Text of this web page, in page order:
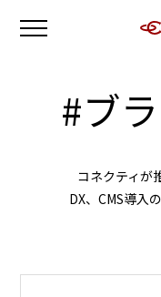
#ブ
コネクティが
DX、CMS導入